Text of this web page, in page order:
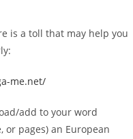
is a toll that may help you
me.net/
add to your word
or pages) an European